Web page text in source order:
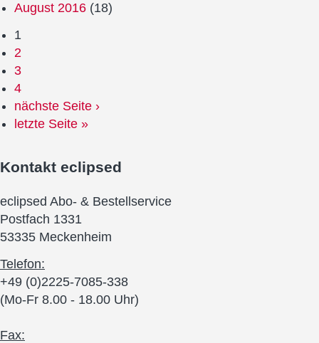
August 2016 (18)
1
2
3
4
nächste Seite ›
letzte Seite »
Kontakt eclipsed
eclipsed Abo- & Bestellservice
Postfach 1331
53335 Meckenheim
Telefon:
+49 (0)2225-7085-338
(Mo-Fr 8.00 - 18.00 Uhr)
Fax: